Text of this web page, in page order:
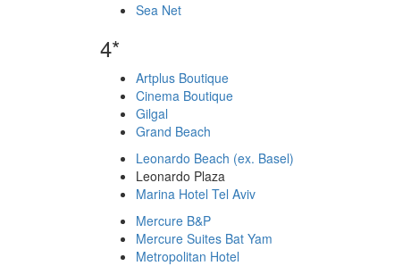
Sea Net
4*
Artplus Boutique
Cinema Boutique
Gilgal
Grand Beach
Leonardo Beach (ex. Basel)
Leonardo Plaza
Marina Hotel Tel Aviv
Mercure B&P
Mercure Suites Bat Yam
Metropolitan Hotel